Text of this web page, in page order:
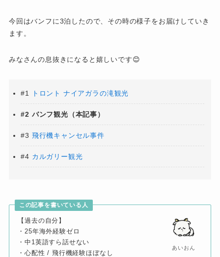
今回はバンフに3泊したので、その時の様子をお届けしていき
ます。
みなさんの息抜きになると嬉しいです😊
#1 トロント ナイアガラの滝観光
#2 バンフ観光（本記事）
#3 飛行機キャンセル事件
#4 カルガリー観光
この記事を書いている人
【過去の自分】
・25年海外経験ゼロ
・中1英語すら話せない
・心配性 / 飛行機経験ほぼなし
あいおん